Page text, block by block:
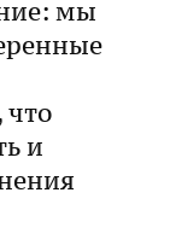
мы
что
и